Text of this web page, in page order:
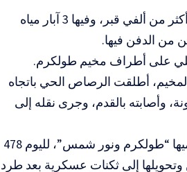
وتقع المقبرة شرقي القرية على بعد 3 كيلومترات، وتضم أكثر من ألفي قبر، وفيها 3 آبار مياه
من الدفن فيها.
على أطراف مخيم طولكرم.
أطلقت الرصاص الحي باتجاه
وأصابته بالقدم، وجرى نقله إلى
وتواصل قوات الاحتلال عدوانها على مدينة طولكرم ومخيميها “طولكرم ونور شمس”، لليوم 478
إلى ثكنات عسكرية بعد طرد